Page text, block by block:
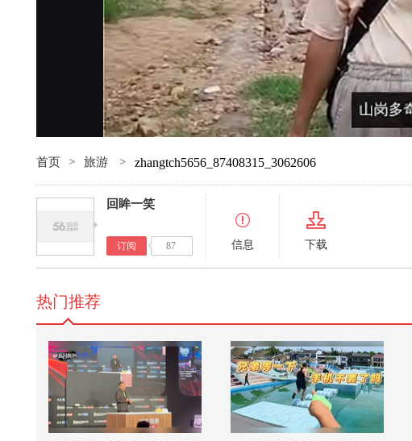
首页 > 旅游 > zhangtch5656_87408315_3062606
回眸一笑
订阅 87 信息 下载
热门推荐